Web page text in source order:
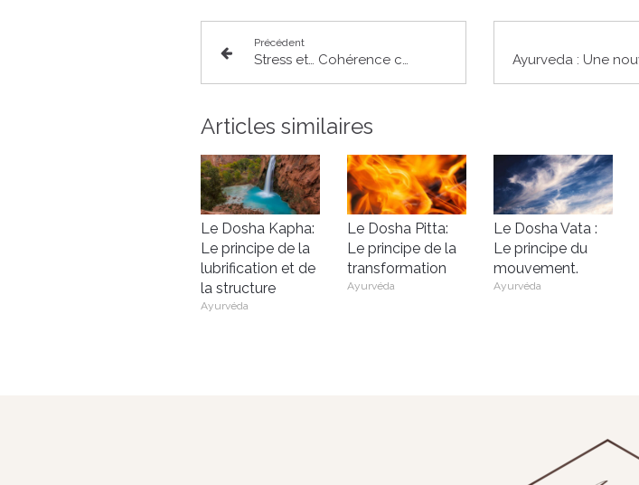
Précédent
Stress et… Cohérence cardiaque
Articles similaires
Le Dosha Kapha:
Le principe de la
lubrification et de
la structure
Ayurvéda
Le Dosha Pitta:
Le principe de la
transformation
Ayurvéda
Le Dosha Vata :
Le principe du
mouvement.
Ayurvéda